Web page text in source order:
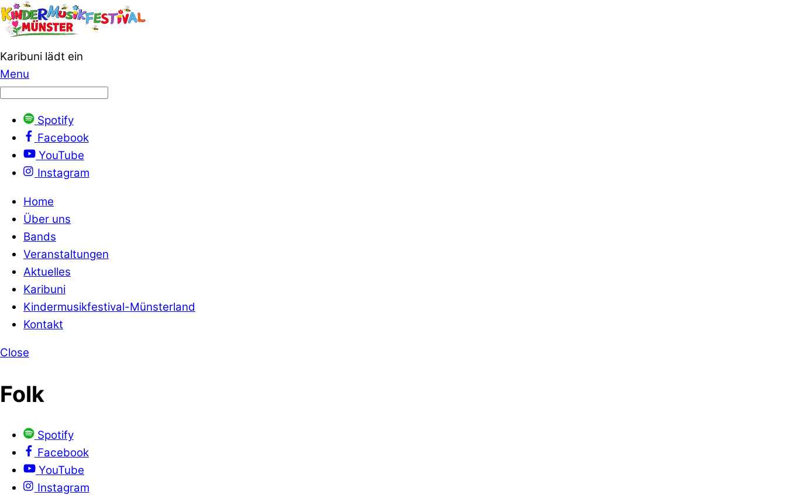
Karibuni lädt ein
Menu
Spotify
Facebook
YouTube
Instagram
Home
Über uns
Bands
Veranstaltungen
Aktuelles
Karibuni
Kindermusikfestival-Münsterland
Kontakt
Close
Folk
Spotify
Facebook
YouTube
Instagram